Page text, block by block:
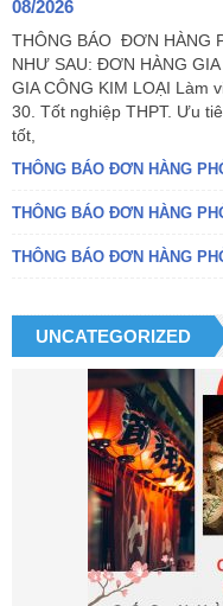
08/2026
THÔNG BÁO ĐƠN HÀNG
NHƯ SAU: ĐƠN HÀNG
GIA CÔNG KIM LOẠI Làm
30. Tốt nghiệp THPT. Ưu
tốt,
THÔNG BÁO ĐƠN HÀNG
THÔNG BÁO ĐƠN HÀNG
THÔNG BÁO ĐƠN HÀNG
UNCATEGORIZED